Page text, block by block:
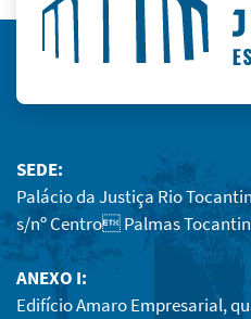
SEDE:
Palácio da Justiça Rio
s/nº Centro Palmas
ANEXO I:
Edifício Amaro Empresarial,